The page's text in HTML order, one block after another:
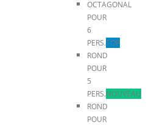
OCTAGONAL
POUR
6
PERS.TOP
ROND
POUR
5
PERS.NOUVEAU
ROND
POUR